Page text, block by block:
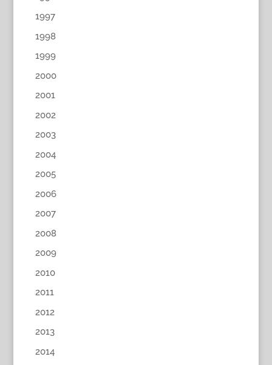
1997
1998
1999
2000
2001
2002
2003
2004
2005
2006
2007
2008
2009
2010
2011
2012
2013
2014